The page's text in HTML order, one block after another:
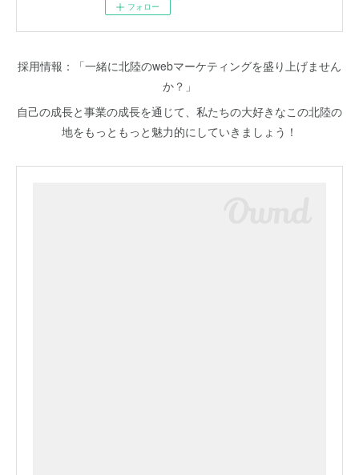
フォロー
採用情報：「一緒に北陸のwebマーケティングを盛り上げません
か？」
自己の成長と事業の成長を通じて、私たちの大好きなこの北陸の
地をもっともっと魅力的にしていきましょう！